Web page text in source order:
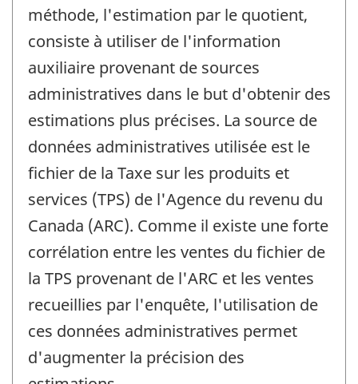
méthode, l'estimation par le quotient,
consiste à utiliser de l'information
auxiliaire provenant de sources
administratives dans le but d'obtenir des
estimations plus précises. La source de
données administratives utilisée est le
fichier de la Taxe sur les produits et
services (TPS) de l'Agence du revenu du
Canada (ARC). Comme il existe une forte
corrélation entre les ventes du fichier de
la TPS provenant de l'ARC et les ventes
recueillies par l'enquête, l'utilisation de
ces données administratives permet
d'augmenter la précision des